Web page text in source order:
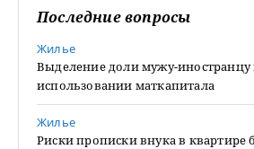
Последние вопросы
Жилье
Выделение доли мужу-иностранцу
использовании маткапитала
Жилье
Риски прописки внука в квартире